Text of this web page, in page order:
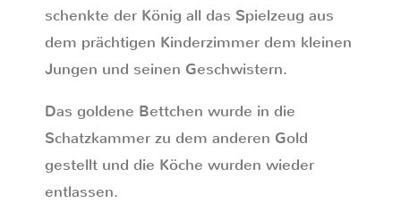
schenkte der König all das Spielzeug aus
dem prächtigen Kinderzimmer dem kleinen
Jungen und seinen Geschwistern.
Das goldene Bettchen wurde in die
Schatzkammer zu dem anderen Gold
gestellt und die Köche wurden wieder
entlassen.